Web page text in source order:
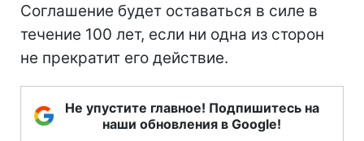
Соглашение будет оставаться в силе в
течение 100 лет, если ни одна из сторон
не прекратит его действие.
Не упустите главное! Подпишитесь на
наши обновления в Google!